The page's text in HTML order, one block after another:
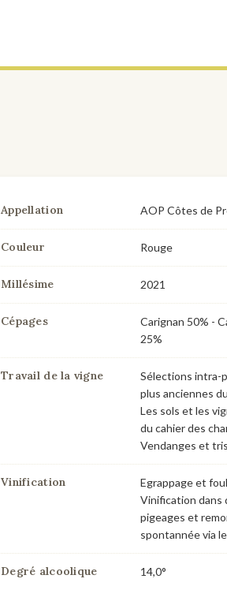
Appellation AOP Côtes de
Couleur Rouge
Millésime 2021
Cépages
Carignan 50% -
25%
Travail de la vigne
Sélections intra-
plus anciennes
Les sols et les
du cahier des
Vendanges et
Vinification
Egrappage et
Vinification dans
pigeages et
spontannée via
Degré alcoolique 14,0°